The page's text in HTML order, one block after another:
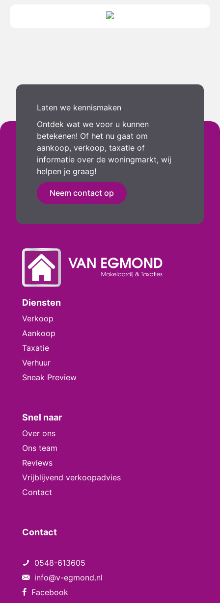
Laten we kennismaken.
Ontdek wat we voor u kunnen
betekenen! Of het nu gaat om
aankoop, verkoop, taxatie of
informatie over de woningmarkt, wij
helpen je graag!
Neem contact op
Diensten
Verkoop
Aankoop
Taxatie
Verhuur
Sneak Preview
Snel naar
Over ons
Ons team
Reviews
Vrijblijvend verkoopadvies
Contact
Contact
0548-613605
info@v-egmond.nl
Facebook